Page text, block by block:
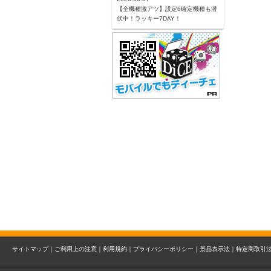
【全機種激アツ】設定6確定機種も潜
伏中！ラッキー7DAY！
サイトマップ｜ ご利用上の注意｜ 利用規約｜ プライバシーポリシー｜ 景品表示法｜ 特定商取引